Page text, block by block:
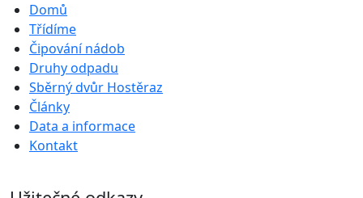
Domů
Třídíme
Čipování nádob
Druhy odpadu
Sběrný dvůr Hostěraz
Články
Data a informace
Kontakt